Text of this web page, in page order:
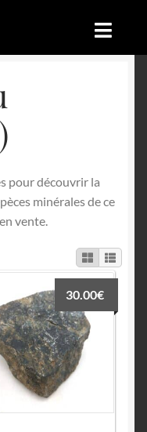
pour découvrir la
minérales de ce
vente.
30.00€